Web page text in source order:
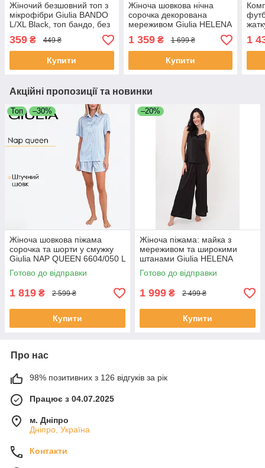
Жіночий безшовний топ з
мікрофібри Giulia BANDO
L/XL Black, топ бандо, без
бретелей
359 ₴ 449 ₴
Купити
Жіноча шовкова нічна
сорочка декорована
мереживом Giulia HELENA
8011/051 S Black,
комфортна нічна сорочка
шовкова
1 359₴ 1 699 ₴
Купити
mint
1
Акційні пропозиції та новинки
Топ –30%
Жіноча шовкова піжама
сорочка та шорти у смужку
Giulia NAP QUEEN 6604/050 L
Multicolor-white/dull blue,
комплект для сну
Готово до відправки
1 819 ₴ 2 599 ₴
Купити
–20%
Жіноча піжама: майка з
мереживом та широкими
штанами Giulia HELENA
5008/051 M Black-black
Готово до відправки
1 999 ₴ 2 499 ₴
Купити
Про нас
98% позитивних з 126 відгуків за рік
Працює з 04.07.2025
м. Дніпро
Дніпро, Україна
Контакти